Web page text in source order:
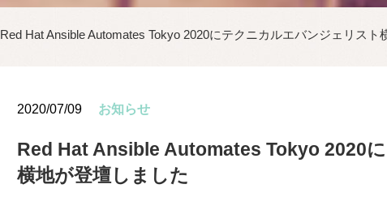
Red Hat Ansible Automates Tokyo 2020にテクニカルエバンジェリスト
2020/07/09 お知らせ
Red Hat Ansible Automates Tokyo 2020
横地が登壇しました